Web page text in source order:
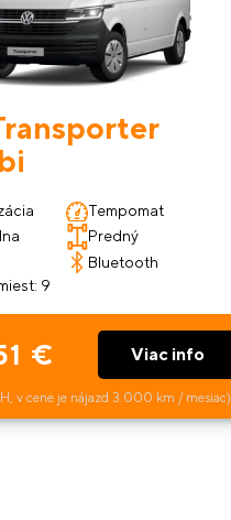
Tempomat
Predný
Bluetooth
9
€ Viac info
v cene je nájazd 3.000 km / mesiac)